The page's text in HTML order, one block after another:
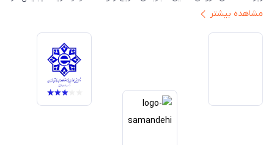
ایران ارائه دهیم. تبدیل‌شدن به مرجعی قابل اعتماد برای خرید کالای دیجیتال،
خدمات و به‌روزرسانی مداوم محصولات، مسیر ما را روشن‌تر می‌کند. ما باور
داریم آینده بازار دیجیتال متعلق به کسب‌وکارهایی است که صداقت و شفافیت
را در اولویت قرار می‌دهند. گوشی آنلاین با تکیه بر تجربه و تخصص، با قدرت به
سمت تحقق این چشم‌انداز حرکت می‌کند.
مشاهده بیشتر